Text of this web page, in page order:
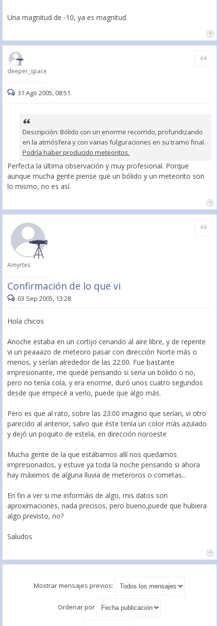
Una magnitud de -10, ya es magnitud
deeper_space
Citar
31 Ago 2005, 08:51
Descripción: Bólido con un enorme recorrido, profundizando
en la atmósfera y con varias fulguraciones en su tramo final.
Podría haber producido meteoritos.
Perfecta la última observación y muy profesional. Porque
aunque mucha gente piense que un bólido y un meteorito son
lo mismo, no es así.
Amyrtes
Confirmación de lo que vi
Citar
03 Sep 2005, 13:28
Hola chicos
Anoche estaba en un cortijo cenando al aire libre, y de repente
vi un peaaazo de meteoro pasar con dirección Norte más o
menos, y serían alrededor de las 22:00. Fue bastante
impresionante, me quedé pensando si sería un bólido o no,
pero no tenía cola, y era enorme, duró unos cuatro segundos
desde que empecé a verlo, puede que algo más.
Pero es que al rato, sobre las 23:00 imagino que serían, vi otro
parecido al anterior, salvo que éste tenía un color más azulado
y dejó un poquito de estela, en dirección noroeste
Mucha gente de la que estábamos allí nos quedamos
impresionados, y estuve ya toda la noche pensando si ahora
hay máximos de alguna lluvia de meteroros o cometas...
En fin a ver si me informáis de algo, mis datos son
aproximaciones, nada precisos, pero bueno,puede que hubiera
algo previsto, no?
Saludos
Mostrar mensajes previos:
Ordenar por